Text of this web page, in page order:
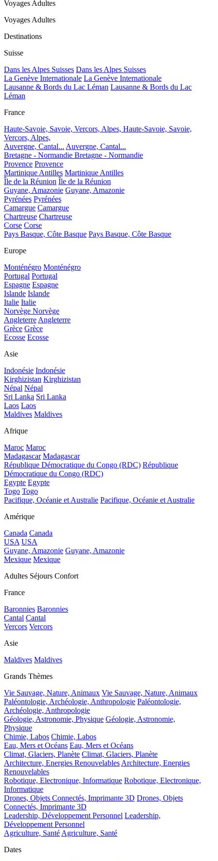
Voyages Adultes
Voyages Adultes
Destinations
Suisse
Dans les Alpes Suisses Dans les Alpes Suisses
La Genève Internationale La Genève Internationale
Lausanne & Bords du Lac Léman Lausanne & Bords du Lac
Léman
France
Haute-Savoie, Savoie, Vercors, Alpes, Haute-Savoie, Savoie,
Vercors, Alpes,
Auvergne, Cantal... Auvergne, Cantal...
Bretagne - Normandie Bretagne - Normandie
Provence Provence
Martinique Antilles Martinique Antilles
Île de la Réunion Île de la Réunion
Guyane, Amazonie Guyane, Amazonie
Pyrénées Pyrénées
Camargue Camargue
Chartreuse Chartreuse
Corse Corse
Pays Basque, Côte Basque Pays Basque, Côte Basque
Europe
Monténégro Monténégro
Portugal Portugal
Espagne Espagne
Islande Islande
Italie Italie
Norvège Norvège
Angleterre Angleterre
Grèce Grèce
Ecosse Ecosse
Asie
Indonésie Indonésie
Kirghizistan Kirghizistan
Népal Népal
Sri Lanka Sri Lanka
Laos Laos
Maldives Maldives
Afrique
Maroc Maroc
Madagascar Madagascar
République Démocratique du Congo (RDC) République
Démocratique du Congo (RDC)
Egypte Egypte
Togo Togo
Pacifique, Océanie et Australie Pacifique, Océanie et Australie
Amérique
Canada Canada
USA USA
Guyane, Amazonie Guyane, Amazonie
Mexique Mexique
Adultes Séjours Confort
France
Baronnies Baronnies
Cantal Cantal
Vercors Vercors
Asie
Maldives Maldives
Grands Thèmes
Vie Sauvage, Nature, Animaux Vie Sauvage, Nature, Animaux
Paléontologie, Archéologie, Anthropologie Paléontologie,
Archéologie, Anthropologie
Géologie, Astronomie, Physique Géologie, Astronomie,
Physique
Chimie, Labos Chimie, Labos
Eau, Mers et Océans Eau, Mers et Océans
Climat, Glaciers, Planète Climat, Glaciers, Planète
Architecture, Energies Renouvelables Architecture, Energies
Renouvelables
Robotique, Electronique, Informatique Robotique, Electronique,
Informatique
Drones, Objets Connectés, Imprimante 3D Drones, Objets
Connectés, Imprimante 3D
Leadership, Développement Personnel Leadership,
Développement Personnel
Agriculture, Santé Agriculture, Santé
Dates